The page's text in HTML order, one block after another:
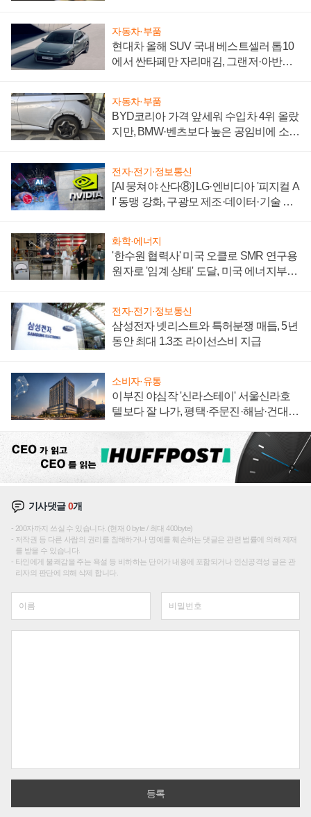
자동차·부품
현대차 올해 SUV 국내 베스트셀러 톱10
에서 싼타페만 자리매김, 그랜저·아반떼
자동차·부품
BYD코리아 가격 앞세워 수입차 4위 올랐
지만, BMW·벤츠보다 높은 공임비에 소비
전자·전기·정보통신
[AI 뭉쳐야 산다⑧] LG·엔비디아 '피지컬 A
I' 동맹 강화, 구광모 제조·데이터·기술 결
화학·에너지
'한수원 협력사' 미국 오클로 SMR 연구용
원자로 '임계 상태' 도달, 미국 에너지부
전자·전기·정보통신
삼성전자 넷리스트와 특허분쟁 매듭, 5년
동안 최대 1.3조 라이선스비 지급
소비자·유통
이부진 야심작 '신라스테이' 서울신라호
텔보다 잘 나가, 평택·주문진·해남·건대로
기사댓글0개
200자까지 쓰실 수 있습니다. (현재 0 byte / 최대 400byte)
저작권 등 다른 사람의 권리를 침해하거나 명예를 훼손하는 댓글은 관련 법률에 의해 제재
를 받을 수 있습니다.
타인에게 불쾌감을 주는 욕설 등 비하하는 단어가 내용에 포함되거나 인신공격성 글은 관
리자의 판단에 의해 삭제 합니다.